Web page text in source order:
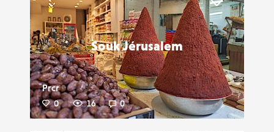
Souk Jérusalem
Prcr
0 16 0
Liker